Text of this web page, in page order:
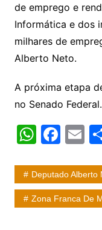
de emprego e
Informática e dos
milhares de
Alberto Neto.
A próxima etapa
no Senado Federal.
W
at
s
A
F
c
e
b
E
ai
l
Deputado Alberto
Zona Franca De